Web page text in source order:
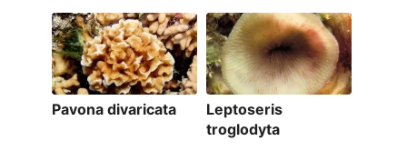
Pavona divaricata
Leptoseris
troglodyta